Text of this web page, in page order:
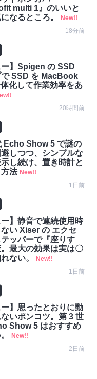
multi 1』のいいと
なるところ。
New!!
18分前
ー】Spigen の SSD
で SSD を MacBook
化して作業効率をあ
20時間前
Echo Show 5 で謎の
しつつ、シンプルな
し続け、置き時計と
方法 New!!
1日前
ー】静音で連続使用時
い Xiser の エクセ
ッパーで『座りす
最大の効果は実は〇
ない。
New!!
1日前
ー】思ったとおりに動
いポンコツ。第 3 世
Show 5 はおすすめ
New!!
2日前